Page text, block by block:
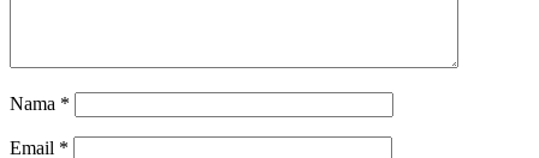
Nama *
Email *